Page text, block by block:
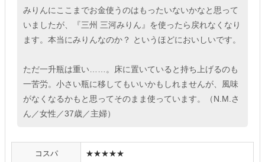
みりんにここまでお金使うのはもったいないかなと思って
いましたが、『三州 三河みりん』を使ったら戻れなくなり
ます。本当にみりんなのか？ というほどにおいしいです。
ただ一升瓶は重い……。床に置いていると持ち上げるのも
一苦労。小さい瓶に移してもいいかもしれませんが、風味
がなくなるかもと思ってそのまま使っています。（N.M.さ
ん／女性／37歳／主婦）
コスパ ★★★★★